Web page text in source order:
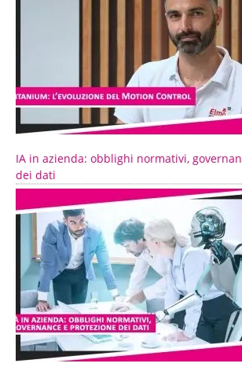
IA in azienda: obblighi normativi,
dei dati